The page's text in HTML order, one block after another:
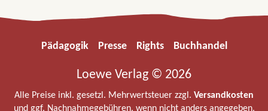
Pädagogik Presse Rights Buchhandel
Loewe Verlag © 2026
Alle Preise inkl. gesetzl. Mehrwertsteuer zzgl. Versandkosten
und ggf. Nachnahmegebühren, wenn nicht anders angegeben.